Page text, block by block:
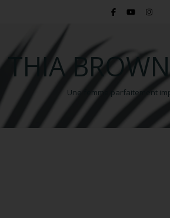
THIA
Une femme parfaitement